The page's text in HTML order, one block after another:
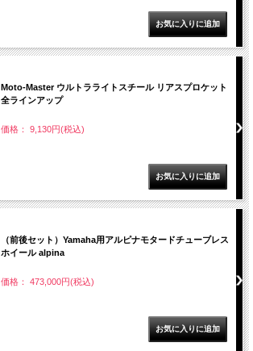
Moto-Master ウルトラライトスチール リアスプロケット
全ラインアップ
価格： 9,130円(税込)
（前後セット）Yamaha用アルピナモタードチューブレス
ホイール alpina
価格： 473,000円(税込)